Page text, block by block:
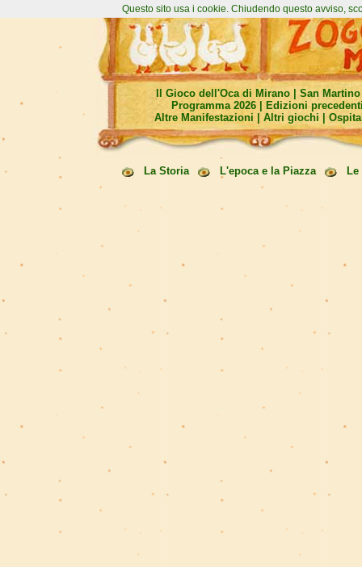
Il Gioco dell'Oca di Mirano| San
Programma 2026|
Edizioni
Altre Manifestazioni
Altri giochi|
La Storia L'epoca e la Piazza
Questo sito usa i cookie. Chiudendo questo avviso,